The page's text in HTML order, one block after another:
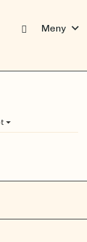
Meny expand_more